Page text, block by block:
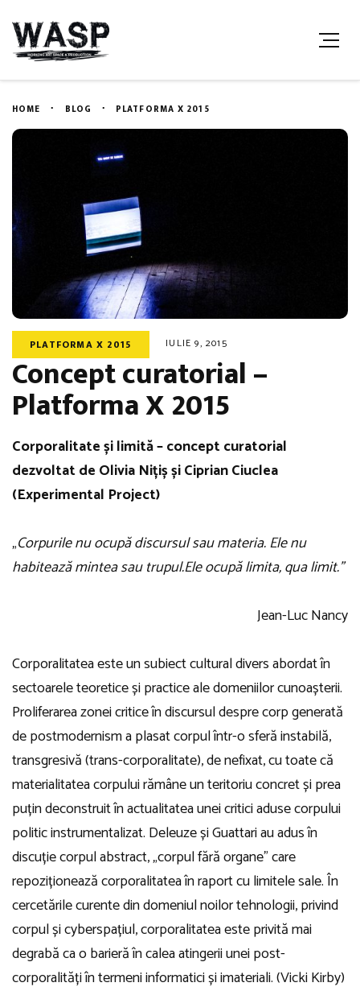
HOME BLOG PLATFORMA X 2015
PLATFORMA X 2015 IULIE 9, 2015
Concept curatorial –
Platforma X 2015
Corporalitate și limită – concept curatorial
dezvoltat de Olivia Nițiș și Ciprian Ciuclea
(Experimental Project)
„Corpurile nu ocupă discursul sau materia. Ele nu
habitează mintea sau trupul.Ele ocupă limita, qua limit.”
Jean-Luc Nancy
Corporalitatea este un subiect cultural divers abordat în
sectoarele teoretice și practice ale domeniilor cunoașterii.
Proliferarea zonei critice în discursul despre corp generată
de postmodernism a plasat corpul într-o sferă instabilă,
transgresivă (trans-corporalitate), de nefixat, cu toate că
materialitatea corpului rămâne un teritoriu concret și prea
puțin deconstruit în actualitatea unei critici aduse corpului
politic instrumentalizat. Deleuze și Guattari au adus în
discuție corpul abstract, „corpul fără organe” care
repoziționează corporalitatea în raport cu limitele sale. În
cercetările curente din domeniul noilor tehnologii, privind
corpul și cyberspațiul, corporalitatea este privită mai
degrabă ca o barieră în calea atingerii unei post-
corporalități în termeni informatici și imateriali. (Vicki Kirby)